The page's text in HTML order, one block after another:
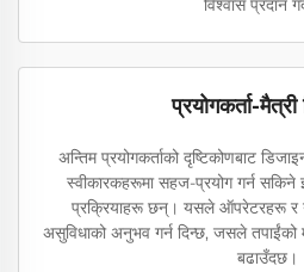
विश्वास प्रदान
प्रयोगकर्ता-
अन्तिम प्रयोगकर्ताको दृष्टिकोणबाट
स्वीकारकहरूमा सहज-प्रयोग गर्न
प्रक्रियाहरू छन्। यसले ऑपरेटरहरू र
असुविधाको अनुभव गर्न दिन्छ, जसले तपाईंको
बढाउँदछ।